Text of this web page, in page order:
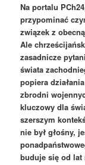
Na portalu
przypominać
związek z
Ale
zasadnicze
świata
popiera
zbrodni
kluczowy dla
szerszym
nie był głośny,
buduje się od lat